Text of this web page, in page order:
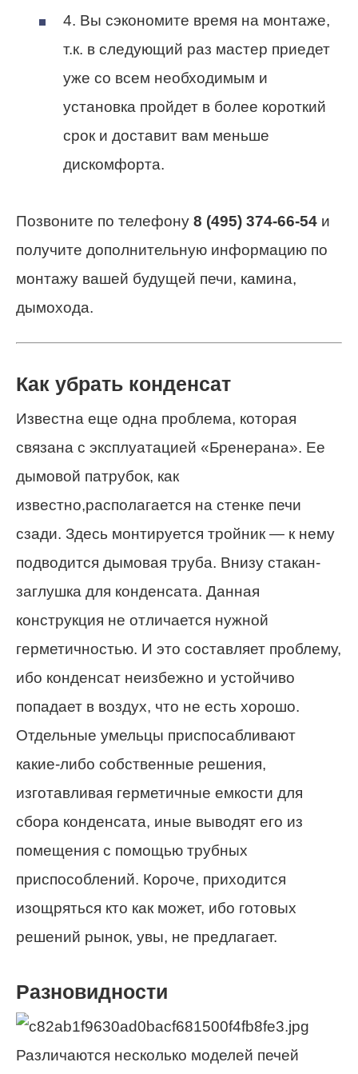
4. Вы сэкономите время на монтаже,
т.к. в следующий раз мастер приедет
уже со всем необходимым и
установка пройдет в более короткий
срок и доставит вам меньше
дискомфорта.
Позвоните по телефону 8 (495) 374-66-54 и
получите дополнительную информацию по
монтажу вашей будущей печи, камина,
дымохода.
Как убрать конденсат
Известна еще одна проблема, которая
связана с эксплуатацией «Бренерана». Ее
дымовой патрубок, как
известно,располагается на стенке печи
сзади. Здесь монтируется тройник — к нему
подводится дымовая труба. Внизу стакан-
заглушка для конденсата. Данная
конструкция не отличается нужной
герметичностью. И это составляет проблему,
ибо конденсат неизбежно и устойчиво
попадает в воздух, что не есть хорошо.
Отдельные умельцы приспосабливают
какие-либо собственные решения,
изготавливая герметичные емкости для
сбора конденсата, иные выводят его из
помещения с помощью трубных
приспособлений. Короче, приходится
изощряться кто как может, ибо готовых
решений рынок, увы, не предлагает.
Разновидности
Различаются несколько моделей печей